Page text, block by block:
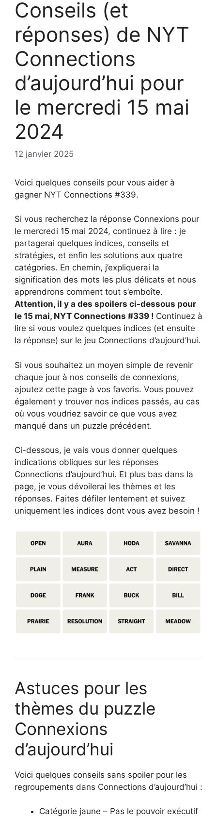
Conseils (et
réponses) de NYT
Connections
d’aujourd’hui pour
le mercredi 15 mai
2024
12 janvier 2025
Voici quelques conseils pour vous aider à
gagner NYT Connections #339.
Si vous recherchez la réponse Connexions pour
le mercredi 15 mai 2024, continuez à lire : je
partagerai quelques indices, conseils et
stratégies, et enfin les solutions aux quatre
catégories. En chemin, j’expliquerai la
signification des mots les plus délicats et nous
apprendrons comment tout s’emboîte.
Attention, il y a des spoilers ci-dessous pour
le 15 mai, NYT Connections #339 ! Continuez à
lire si vous voulez quelques indices (et ensuite
la réponse) sur le jeu Connections d’aujourd’hui.
Si vous souhaitez un moyen simple de revenir
chaque jour à nos conseils de connexions,
ajoutez cette page à vos favoris. Vous pouvez
également y trouver nos indices passés, au cas
où vous voudriez savoir ce que vous avez
manqué dans un puzzle précédent.
Ci-dessous, je vais vous donner quelques
indications obliques sur les réponses
Connections d’aujourd’hui. Et plus bas dans la
page, je vous dévoilerai les thèmes et les
réponses. Faites défiler lentement et suivez
uniquement les indices dont vous avez besoin !
Astuces pour les
thèmes du puzzle
Connexions
d’aujourd’hui
Voici quelques conseils sans spoiler pour les
regroupements dans Connections d’aujourd’hui :
Catégorie jaune – Pas le pouvoir exécutif